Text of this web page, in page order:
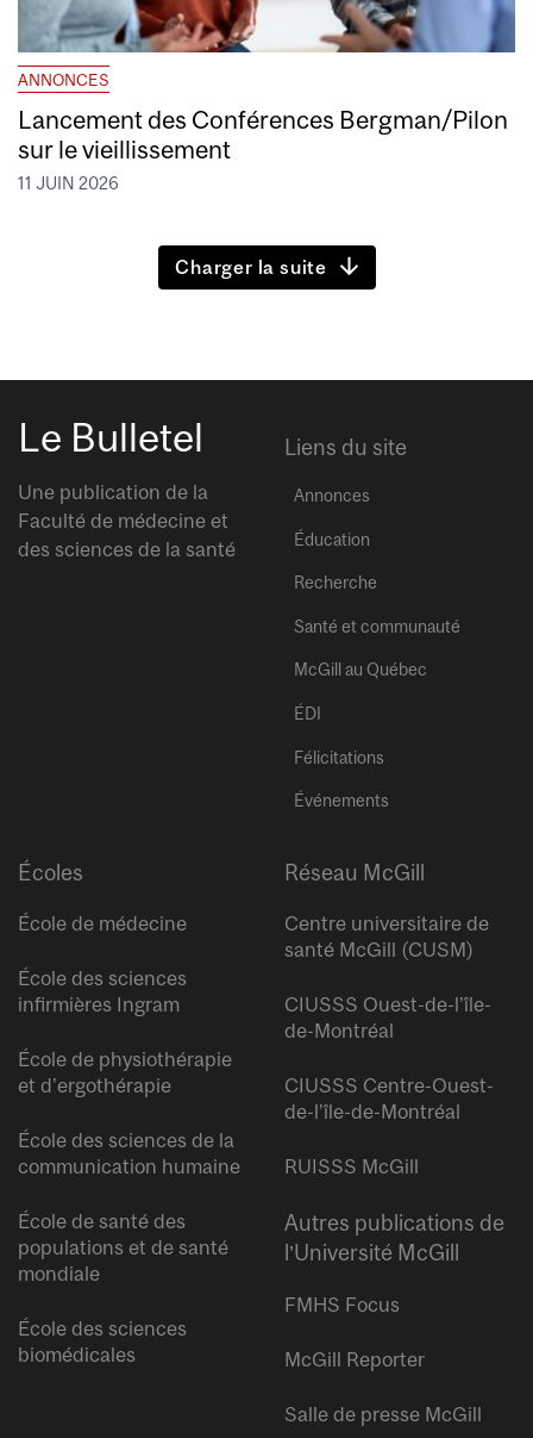
ANNONCES
Lancement des Conférences Bergman/Pilon
sur le vieillissement
11 JUIN 2026
Charger la suite
Le Bulletel
Une publication de la
Faculté de médecine et
des sciences de la santé
Liens du site
Annonces
Éducation
Recherche
Santé et communauté
McGill au Québec
ÉDI
Félicitations
Événements
Écoles
École de médecine
École des sciences
infirmières Ingram
École de physiothérapie
et d’ergothérapie
École des sciences de la
communication humaine
École de santé des
populations et de santé
mondiale
École des sciences
biomédicales
Réseau McGill
Centre universitaire de
santé McGill (CUSM)
CIUSSS Ouest-de-l’île-
de-Montréal
CIUSSS Centre-Ouest-
de-l’île-de-Montréal
RUISSS McGill
Autres publications de
l’Université McGill
FMHS Focus
McGill Reporter
Salle de presse McGill